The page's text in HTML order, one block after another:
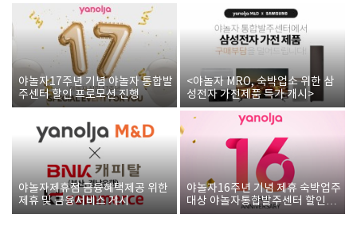
야놀자17주년 기념 야놀자 통합발
주센터 할인 프로모션 진행
<야놀자 MRO, 숙박업소 위한 삼
성전자 가전제품 특가 개시>
야놀자제휴점 금융혜택제공 위한
제휴 및 금융서비스 게시
야놀자16주년 기념 제휴 숙박업주
대상 야놀자통합발주센터 할인쿠
폰 증정